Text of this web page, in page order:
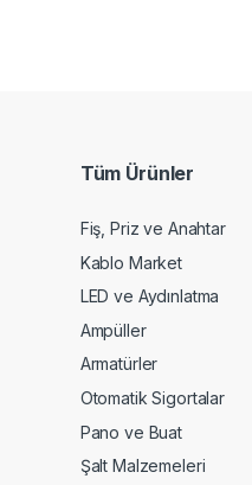
Tüm Ürünler
Fiş, Priz ve Anahtar
Kablo Market
LED ve Aydınlatma
Ampüller
Armatürler
Otomatik Sigortalar
Pano ve Buat
Şalt Malzemeleri